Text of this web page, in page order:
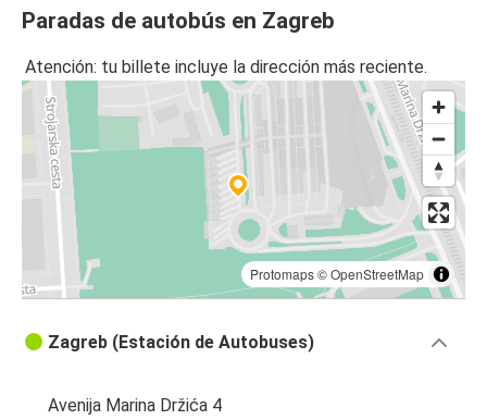
Paradas de autobús en Zagreb
Atención: tu billete incluye la dirección más reciente.
Protomaps©OpenStreetMap
Zagreb (Estación de Autobuses)
Avenija Marina Držića 4